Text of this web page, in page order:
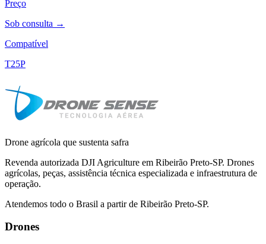
Preço
Sob consulta →
Compatível
T25P
Drone agrícola que sustenta safra
Revenda autorizada DJI Agriculture em Ribeirão Preto-SP. Drones
agrícolas, peças, assistência técnica especializada e infraestrutura de
operação.
Atendemos todo o Brasil a partir de Ribeirão Preto-SP.
Drones